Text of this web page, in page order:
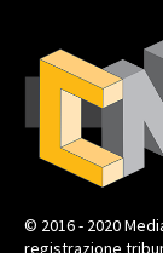
© 2016 - 2020
registrazione